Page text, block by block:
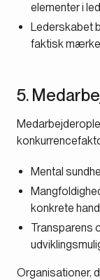
elementer i
Lederskabet
faktisk
5.
Mental
konkrete
Transparens
Organisationer,